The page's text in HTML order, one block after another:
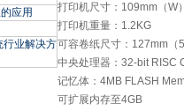
应用
行业解决方
打印机尺寸：109mm（W
打印机重量：1.2KG
可容卷纸尺寸：127mm（
中央处理器：32-bit RISC
记忆体：4MB FLASH
可扩展内存至4GB